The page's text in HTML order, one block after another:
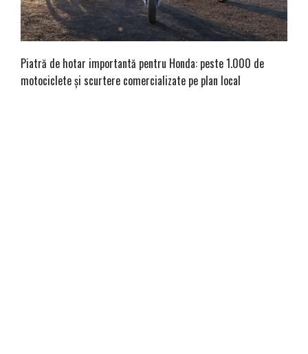
Piatră de hotar importantă pentru Honda: peste 1.000 de
motociclete și scurtere comercializate pe plan local